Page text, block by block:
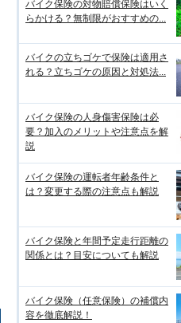
バイク保険の対物賠償保険はいく
らかける？無制限がおすすめの...
バイクの立ちゴケで保険は適用さ
れる？立ちゴケの原因と対処法...
バイク保険の人身傷害保険は必
要？加入のメリットや注意点を解
説
バイク保険の運転者年齢条件と
は？変更する際の注意点も解説
バイク保険と年間予定走行距離の
関係とは？目安についても解説
バイク保険（任意保険）の補償内
容を徹底解説！